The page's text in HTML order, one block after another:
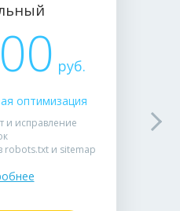
руб.
оптимизация
и исправление
robots.txt и sitemap